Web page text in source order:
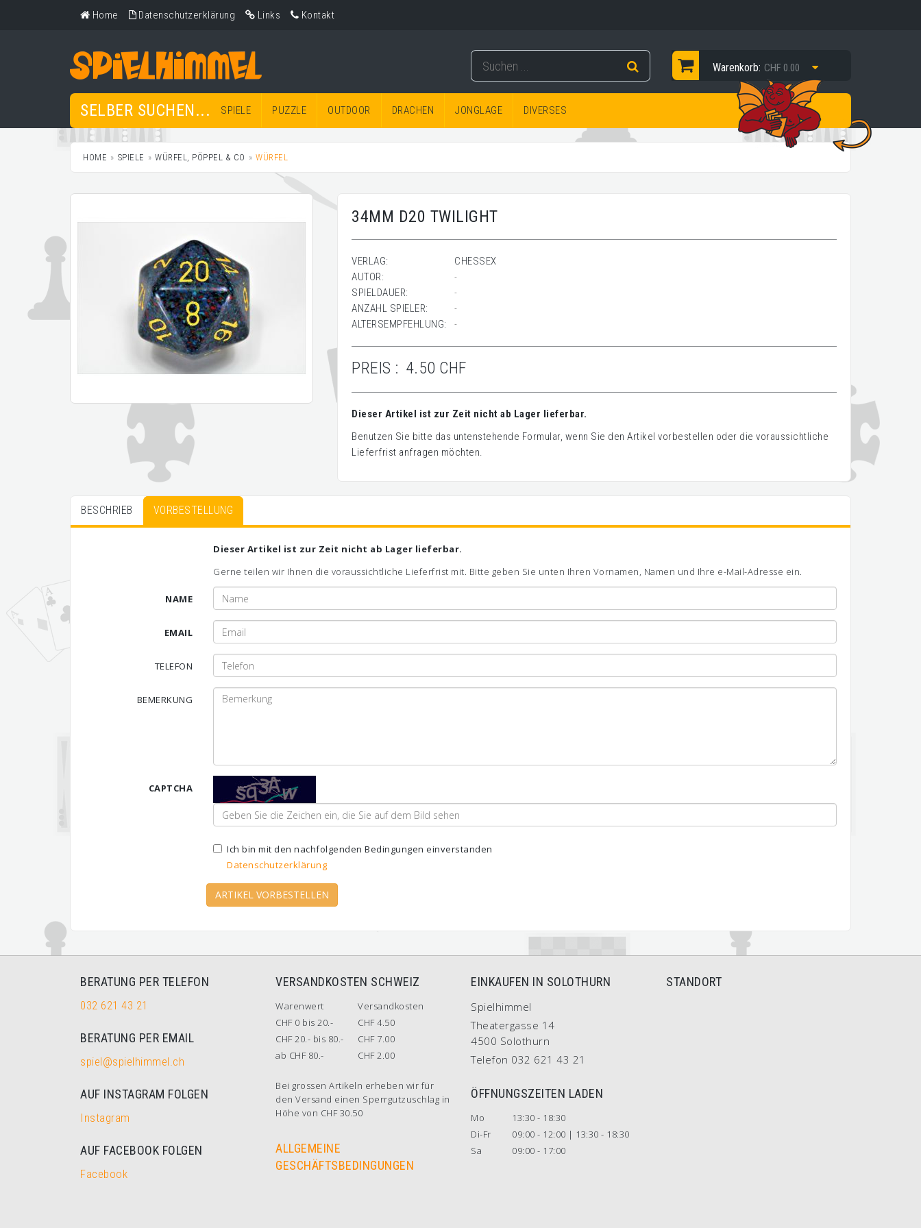
Home Datenschutzerklärung Links Kontakt
Warenkorb: CHF 0.00
SELBER SUCHEN... SPIELE PUZZLE OUTDOOR DRACHEN JONGLAGE DIVERSES
HOME SPIELE WÜRFEL, PÖPPEL & CO WÜRFEL
34MM D20 TWILIGHT
VERLAG:
CHESSEX
AUTOR:
-
SPIELDAUER:
-
ANZAHL SPIELER:
-
ALTERSEMPFEHLUNG:
-
PREIS : 4.50 CHF
Dieser Artikel ist zur Zeit nicht ab Lager lieferbar.
Benutzen Sie bitte das untenstehende Formular, wenn Sie den Artikel vorbestellen oder die voraussichtliche
Lieferfrist anfragen möchten.
BESCHRIEB VORBESTELLUNG
Dieser Artikel ist zur Zeit nicht ab Lager lieferbar.
Gerne teilen wir Ihnen die voraussichtliche Lieferfrist mit. Bitte geben Sie unten Ihren Vornamen, Namen und Ihre e-Mail-Adresse ein.
NAME
EMAIL
TELEFON
BEMERKUNG
CAPTCHA
Ich bin mit den nachfolgenden Bedingungen einverstanden
Datenschutzerklärung
ARTIKEL VORBESTELLEN
BERATUNG PER TELEFON
032 621 43 21
BERATUNG PER EMAIL
spiel@spielhimmel.ch
AUF INSTAGRAM FOLGEN
Instagram
AUF FACEBOOK FOLGEN
Facebook
VERSANDKOSTEN SCHWEIZ
Warenwert
Versandkosten
CHF 0 bis 20.-
CHF 4.50
CHF 20.- bis 80.-
CHF 7.00
ab CHF 80.-
CHF 2.00
Bei grossen Artikeln erheben wir für
den Versand einen Sperrgutzuschlag in
Höhe von CHF 30.50
ALLGEMEINE
GESCHÄFTSBEDINGUNGEN
EINKAUFEN IN SOLOTHURN
Spielhimmel
Theatergasse 14
4500 Solothurn
Telefon 032 621 43 21
ÖFFNUNGSZEITEN LADEN
Mo
13:30 - 18:30
Di-Fr
09:00 - 12:00 | 13:30 - 18:30
Sa
09:00 - 17:00
STANDORT